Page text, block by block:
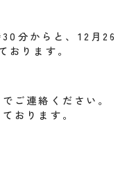
分からと、12月26
おります。
ご連絡ください。
おります。